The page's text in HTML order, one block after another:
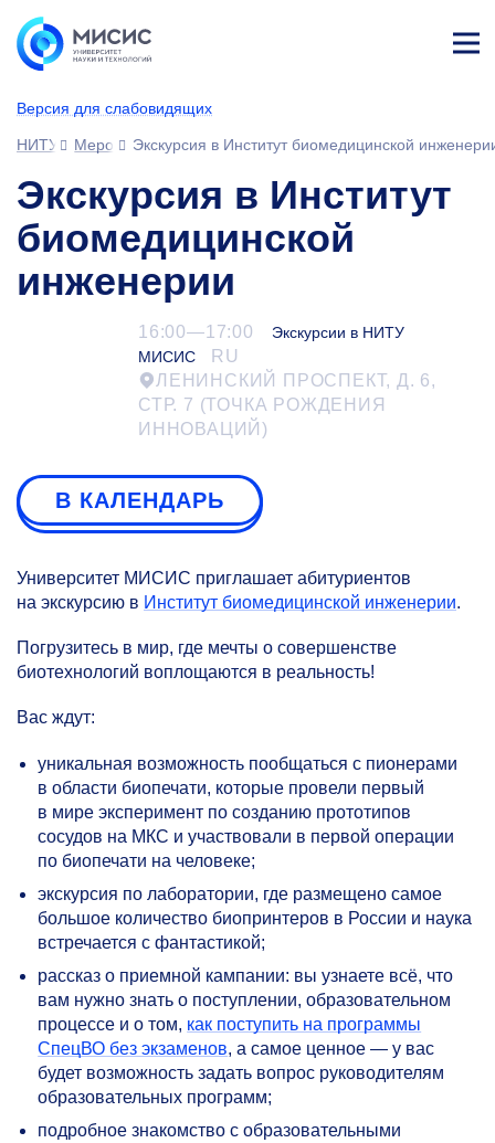
Версия для слабовидящих
ине
НИТУ МИСИСМероприятияЭкскурсия в Институт биомедицинской
Экскурсия в Институт
биомедицинской
инженерии
16:00—17:00
Экскурсии в НИТУ
МИСИС
RU
ЛЕНИНСКИЙ ПРОСПЕКТ, Д. 6,
СТР. 7 (ТОЧКА РОЖДЕНИЯ
ИННОВАЦИЙ)
В КАЛЕНДАРЬ
Университет МИСИС приглашает абитуриентов
на экскурсию в Институт биомедицинской инженерии.
Погрузитесь в мир, где мечты о совершенстве
биотехнологий воплощаются в реальность!
Вас ждут:
уникальная возможность пообщаться с пионерами
в области биопечати, которые провели первый
в мире эксперимент по созданию прототипов
сосудов на МКС и участвовали в первой операции
по биопечати на человеке;
экскурсия по лаборатории, где размещено самое
большое количество биопринтеров в России и наука
встречается с фантастикой;
рассказ о приемной кампании: вы узнаете всё, что
вам нужно знать о поступлении, образовательном
процессе и о том, как поступить на программы
СпецВО без экзаменов, а самое ценное — у вас
будет возможность задать вопрос руководителям
образовательных программ;
подробное знакомство с образовательными